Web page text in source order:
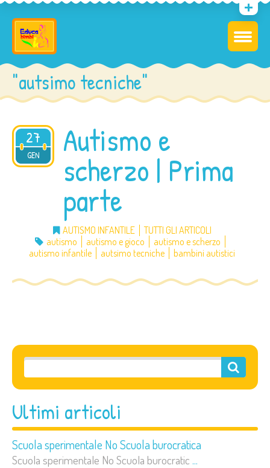
"autsimo tecniche"
Ultimi articoli
Scuola sperimentale No Scuola burocratica
Scuola sperimentale No Scuola burocratic ...
27
GEN
2016 Autismo e
scherzo | Prima
parte
AUTISMO INFANTILE
TUTTI GLI ARTICOLI
autismo
autismo e gioco
autismo e scherzo
autismo infantile
autsimo tecniche bambini autistici